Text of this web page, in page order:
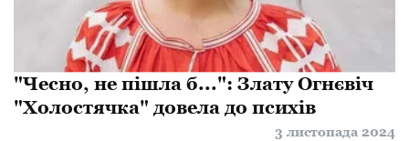
"Чесно, не пішла б...": Злату Огнєвіч
"Холостячка" довела до психів
3 листопада 2024